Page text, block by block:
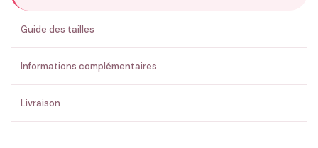
ENVOYER MA DEMANDE ✨
💚 Retour sous 24-48h🇫🇷 Flocage en France✅ Validation avant fabrication
Guide des tailles
Informations complémentaires
Livraison